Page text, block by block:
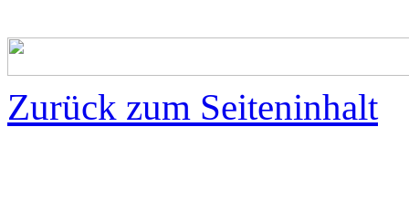
Zurück zum Seiteninhalt